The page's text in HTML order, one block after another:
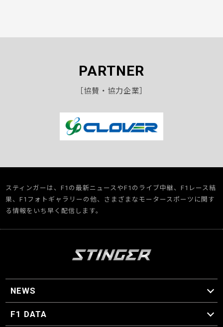
PARTNER
［協賛・協力企業］
スティンガーは、F1の最新ニュースやF1のライブ中継、F1レース結
果、F1フォトギャラリーの他、さまざまなモータースポーツに関す
る情報をいち早く配信します。
NEWS
F1 ニュース
F1 DATA